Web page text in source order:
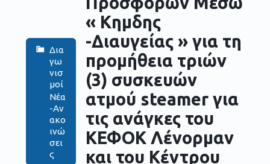
Δια
γω
νισ
μοί
Νέα
-Αν
ακο
ινώ
σει
ς
« Κημδης
-Διαυγείας » για τη
προμήθεια τριών
(3) συσκευών
ατμού steamer για
τις ανάγκες του
ΚΕΦΟΚ Λένορμαν
και του Κέντρου